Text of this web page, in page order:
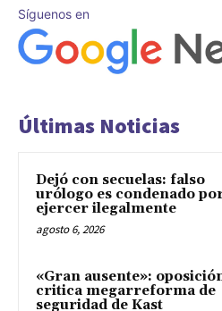
Síguenos en
Últimas Noticias
Dejó con secuelas: falso
urólogo es condenado
ejercer ilegalmente
agosto 6, 2026
«Gran ausente»:
critica megarreforma de
seguridad de Kast